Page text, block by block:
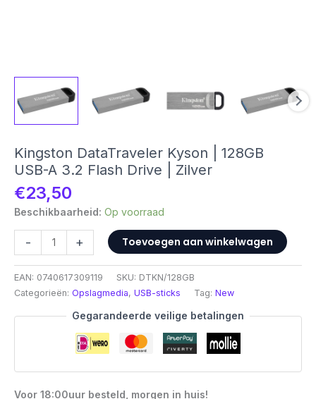
Kingston DataTraveler Kyson | 128GB
USB-A 3.2 Flash Drive | Zilver
€23,50
Beschikbaarheid: Op voorraad
-
Kingston
DataTraveler
Kyson
|
128GB
USB-
Drive
|
+ Toevoegen aan winkelwagen
EAN: 0740617309119 SKU: DTKN/128GB
Categorieën: Opslagmedia, USB-sticks Tag: New
Gegarandeerde veilige betalingen
Voor 18:00uur besteld, morgen in huis!